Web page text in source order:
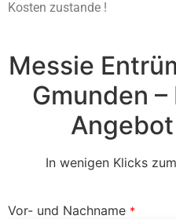
Kosten zustande !
Messie
Gmunden
In wenigen Klicks
Vor- und Nachname *